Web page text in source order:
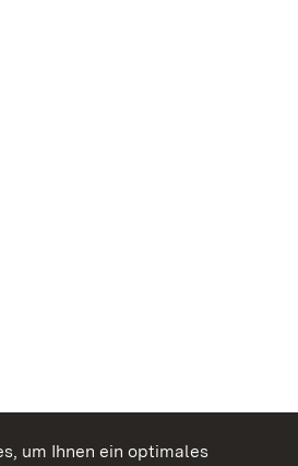
um Ihnen ein optimales